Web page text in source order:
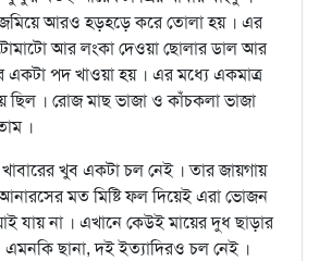
আরও হড়হড়ে করে তোলা হয় । এর
আর লংকা দেওয়া ছোলার ডাল আর
একটা পদ খাওয়া হয় । এর মধ্যে একমাত্র
ছিল । রোজ মাছ ভাজা ও কাঁচকলা ভাজা
।
খাবারের খুব একটা চল নেই । তার জায়গায়
মত মিষ্টি ফল দিয়েই এরা ভোজন
যায় না । এখানে কেউই মায়ের দুধ ছাড়ার
ছানা, দই ইত্যাদিরও চল নেই ।